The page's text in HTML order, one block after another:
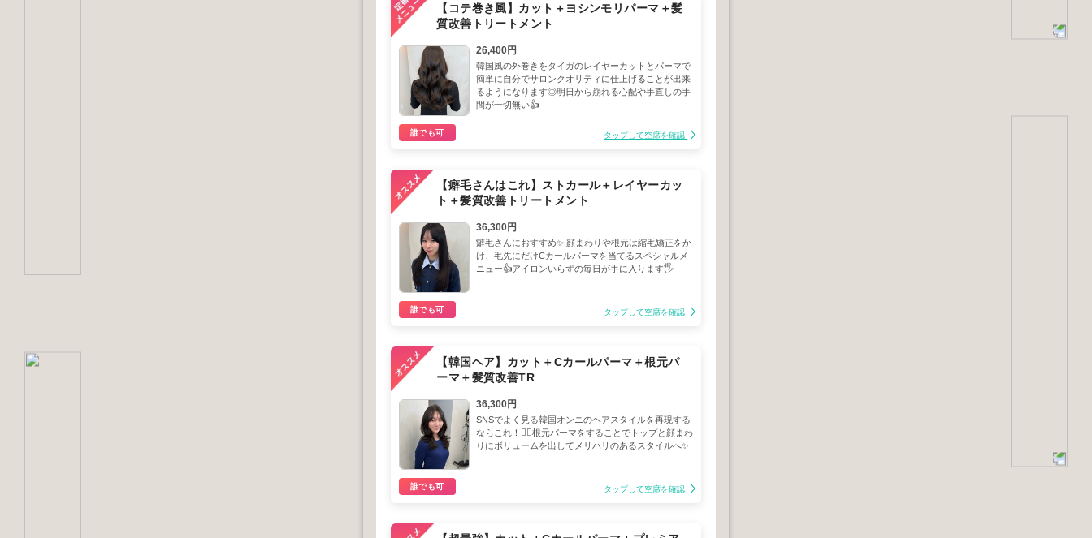
【コテ巻き風】カット＋ヨシンモリパーマ＋髪
質改善トリートメント
26,400円
韓国風の外巻きをタイガのレイヤーカットとパーマで
簡単に自分でサロンクオリティに仕上げることが出来
るようになります◎明日から崩れる心配や手直しの手
間が一切無い👍
誰でも可 タップして空席を確認
【癖毛さんはこれ】ストカール＋レイヤーカッ
ト＋髪質改善トリートメント
36,300円
癖毛さんにおすすめ✨ 顔まわりや根元は縮毛矯正をか
け、毛先にだけCカールパーマを当てるスペシャルメ
ニュー👍アイロンいらずの毎日が手に入ります🖐️
誰でも可 タップして空席を確認
【韓国ヘア】カット＋Cカールパーマ＋根元パ
ーマ＋髪質改善TR
36,300円
SNSでよく見る韓国オンニのヘアスタイルを再現する
ならこれ！💁‍♀️根元パーマをすることでトップと顔まわ
りにボリュームを出してメリハリのあるスタイルへ✨
誰でも可 タップして空席を確認